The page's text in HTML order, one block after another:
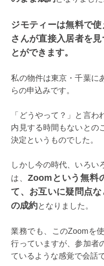
ジモティーは無料で
さんが直接入居者を
とができます。
私の物件は東京・千葉に
らの申込みです。
「どうやって？」と言
内見する時間もないとの
決定というものでした。
しかし今の時代、いろい
は、 Zoomという無料
て、お互いに疑問点
の成約となりました。
業務でも、このZoomを
行っていますが、参加者
ているような感覚で会話